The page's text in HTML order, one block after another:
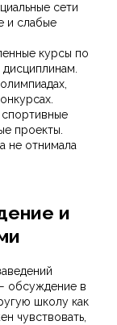
сети
и слабые
курсы по
проекты.
не отнимала
и
обсуждение в
школу как
чувствовать,